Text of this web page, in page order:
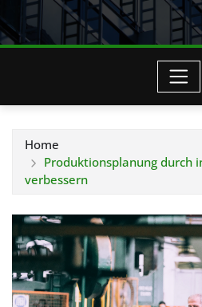
Home
Produktionsplanung durch
verbessern